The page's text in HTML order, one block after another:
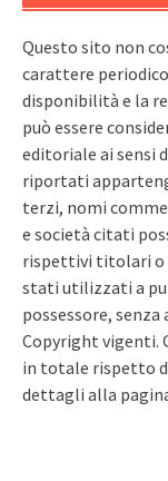
Questo sito non
carattere
disponibilità e la
può essere
editoriale ai sensi
riportati
terzi, nomi
e società citati
rispettivi titolari o
stati utilizzati a
possessore,
Copyright vigenti.
in totale rispetto
dettagli alla